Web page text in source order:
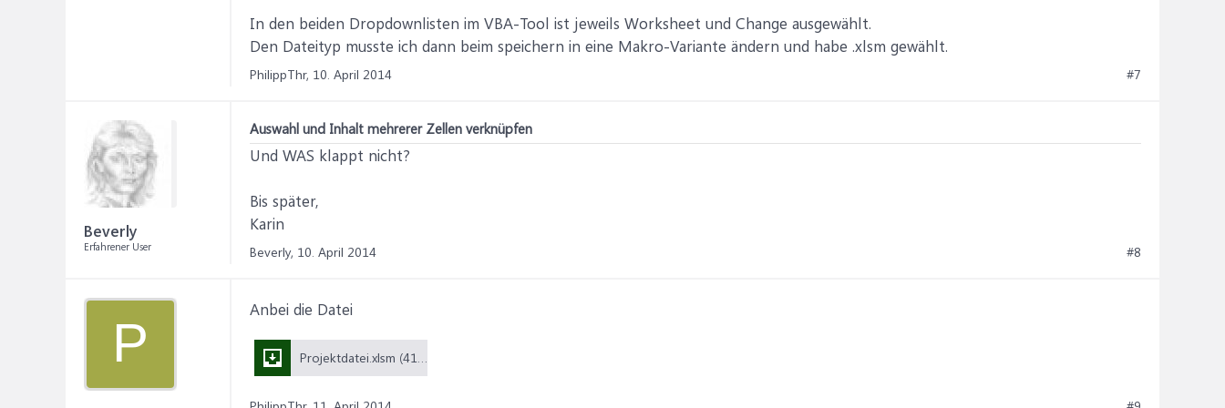
In den beiden Dropdownlisten im VBA-Tool ist jeweils Worksheet und Change ausgewählt.
Den Dateityp musste ich dann beim speichern in eine Makro-Variante ändern und habe .xlsm gewählt.
PhilippThr, 10. April 2014 #7
Beverly
Erfahrener User
Auswahl und Inhalt mehrerer Zellen verknüpfen
Und WAS klappt nicht?
Bis später,
Karin
Beverly, 10. April 2014 #8
P
Anbei die Datei
Projektdatei.xlsm (41,9 KB)